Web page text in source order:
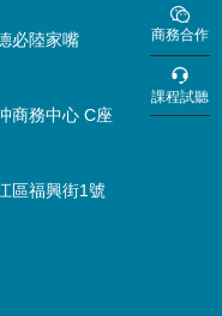
必陸家嘴
商務中心 C座
區福興街1號
商務合作
課程試聽